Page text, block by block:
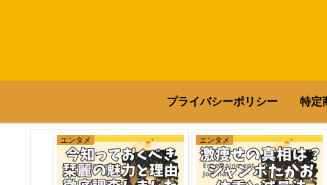
プライバシーポリシー 特定
エンタメ エンタメ